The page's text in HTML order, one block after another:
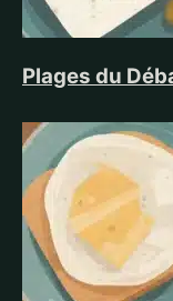
Plages du